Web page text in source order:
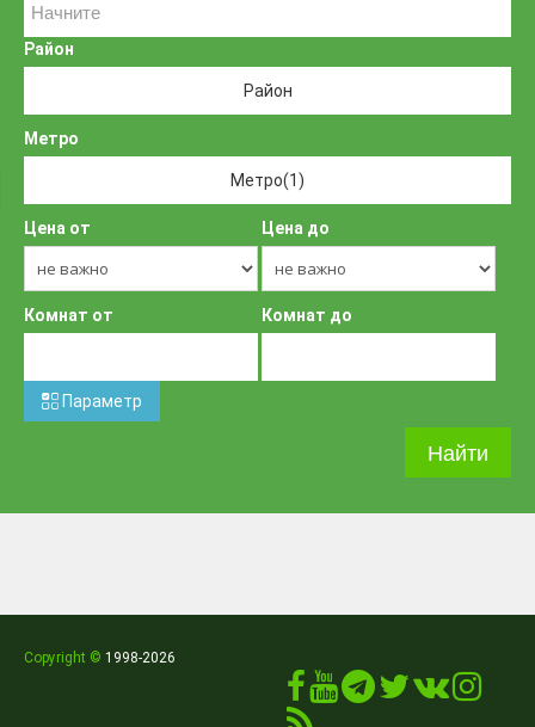
Район
Район
Метро
Метро(1)
Цена от Цена до
Комнат от Комнат до
Параметр
Copyright © 1998-2026